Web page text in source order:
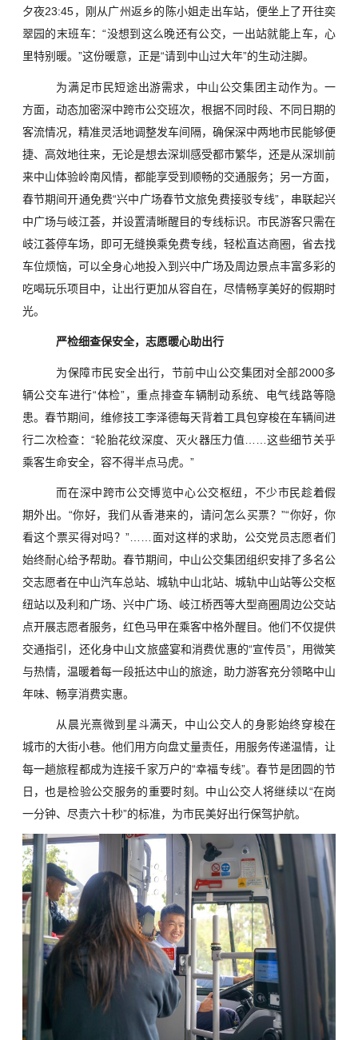
夕夜23:45，刚从广州返乡的陈小姐走出车站，便坐上了开往奕
翠园的末班车：“没想到这么晚还有公交，一出站就能上车，心
里特别暖。”这份暖意，正是“请到中山过大年”的生动注脚。
为满足市民短途出游需求，中山公交集团主动作为。一
方面，动态加密深中跨市公交班次，根据不同时段、不同日期的
客流情况，精准灵活地调整发车间隔，确保深中两地市民能够便
捷、高效地往来，无论是想去深圳感受都市繁华，还是从深圳前
来中山体验岭南风情，都能享受到顺畅的交通服务；另一方面，
春节期间开通免费“兴中广场春节文旅免费接驳专线”，串联起兴
中广场与岐江荟，并设置清晰醒目的专线标识。市民游客只需在
岐江荟停车场，即可无缝换乘免费专线，轻松直达商圈，省去找
车位烦恼，可以全身心地投入到兴中广场及周边景点丰富多彩的
吃喝玩乐项目中，让出行更加从容自在，尽情畅享美好的假期时
光。
严检细查保安全，志愿暖心助出行
为保障市民安全出行，节前中山公交集团对全部2000多
辆公交车进行“体检”，重点排查车辆制动系统、电气线路等隐
患。春节期间，维修技工李泽德每天背着工具包穿梭在车辆间进
行二次检查：“轮胎花纹深度、灭火器压力值……这些细节关乎
乘客生命安全，容不得半点马虎。”
而在深中跨市公交博览中心公交枢纽，不少市民趁着假
期外出。“你好，我们从香港来的，请问怎么买票？”“你好，你
看这个票买得对吗？”……面对这样的求助，公交党员志愿者们
始终耐心给予帮助。春节期间，中山公交集团组织安排了多名公
交志愿者在中山汽车总站、城轨中山北站、城轨中山站等公交枢
纽站以及利和广场、兴中广场、岐江桥西等大型商圈周边公交站
点开展志愿者服务，红色马甲在乘客中格外醒目。他们不仅提供
交通指引，还化身中山文旅盛宴和消费优惠的“宣传员”，用微笑
与热情，温暖着每一段抵达中山的旅途，助力游客充分领略中山
年味、畅享消费实惠。
从晨光熹微到星斗满天，中山公交人的身影始终穿梭在
城市的大街小巷。他们用方向盘丈量责任，用服务传递温情，让
每一趟旅程都成为连接千家万户的“幸福专线”。春节是团圆的节
日，也是检验公交服务的重要时刻。中山公交人将继续以“在岗
一分钟、尽责六十秒”的标准，为市民美好出行保驾护航。